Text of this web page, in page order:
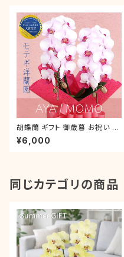
胡蝶蘭 ギフト 御歳暮 お祝い 叙
勲 就任祝い ミディ ピンク「ア
ヤ・モモ」 2本立 ラッピング付き
¥6,000
同じカテゴリの商品